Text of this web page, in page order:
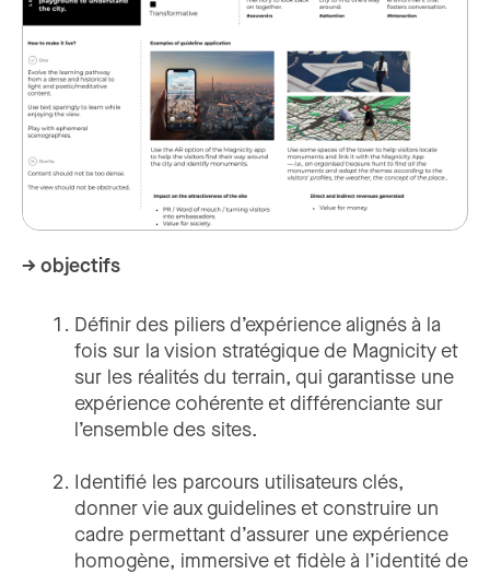
→ objectifs
Définir des piliers d’expérience alignés à la
fois sur la vision stratégique de Magnicity et
sur les réalités du terrain, qui garantisse une
expérience cohérente et différenciante sur
l’ensemble des sites.
Identifié les parcours utilisateurs clés,
donner vie aux guidelines et construire un
cadre permettant d’assurer une expérience
homogène, immersive et fidèle à l’identité de